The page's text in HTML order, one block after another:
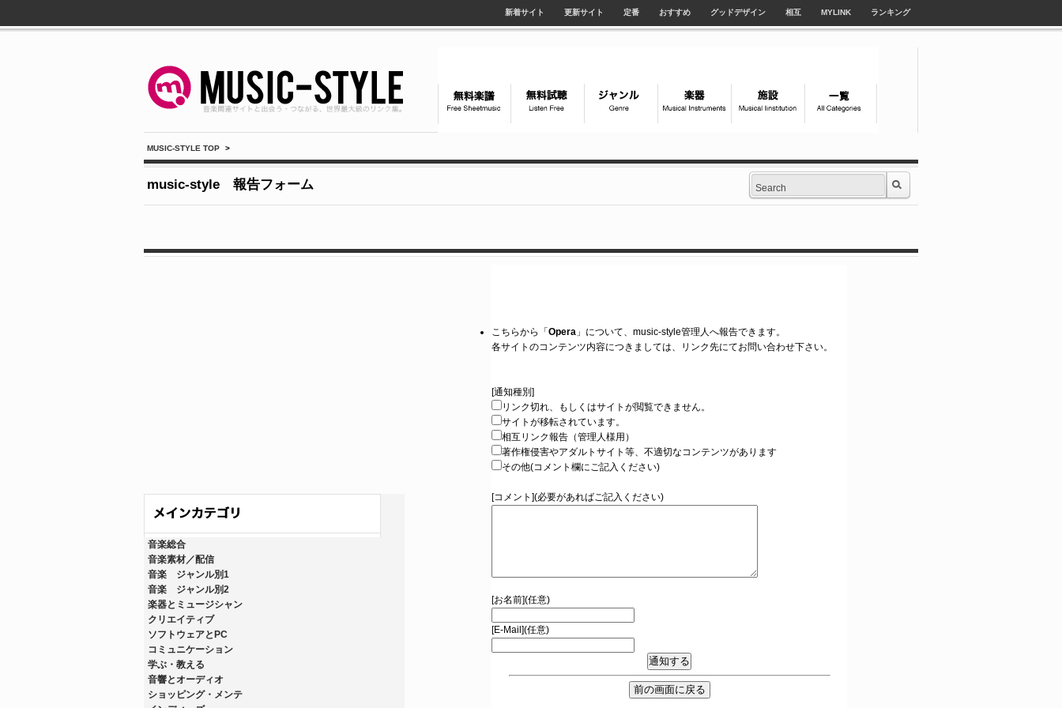
新着サイト 更新サイト 定番 おすすめ グッドデザイン 相互 MYLINK ランキング
MUSIC-STYLE TOP >
music-style 報告フォーム
音楽総合
音楽素材／配信
音楽 ジャンル別1
音楽 ジャンル別2
楽器とミュージシャン
クリエイティブ
ソフトウェアとPC
コミュニケーション
学ぶ・教える
音響とオーディオ
ショッピング・メンテ
こちらから「 Opera 」について、music-style管理人へ報告できます。
各サイトのコンテンツ内容につきましては、リンク先にてお問い合わせ下さい。
[通知種別]
リンク切れ、もしくはサイトが閲覧できません。
サイトが移転されています。
相互リンク報告（管理人様用）
著作権侵害やアダルトサイト等、不適切なコンテンツがあります
その他(コメント欄にご記入ください)
[コメント](必要があればご記入ください)
[お名前](任意)
[E-Mail](任意)